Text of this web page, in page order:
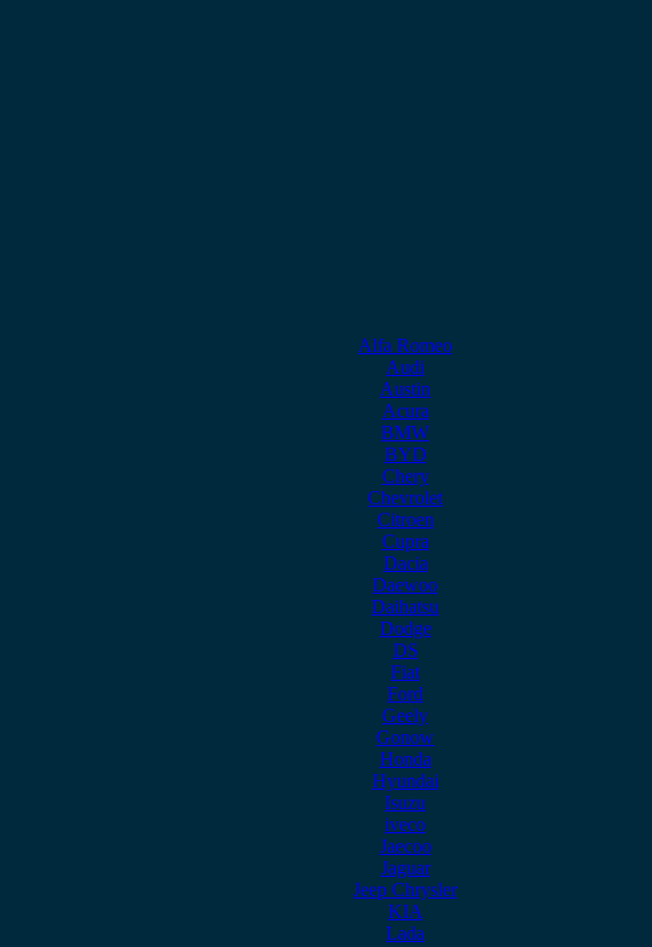
Alfa Romeo
Audi
Austin
Acura
BMW
BYD
Chery
Chevrolet
Citroen
Cupra
Dacia
Daewoo
Daihatsu
Dodge
DS
Fiat
Ford
Geely
Gonow
Honda
Hyundai
Isuzu
iveco
Jaecoo
Jaguar
Jeep Chrysler
KIA
Lada